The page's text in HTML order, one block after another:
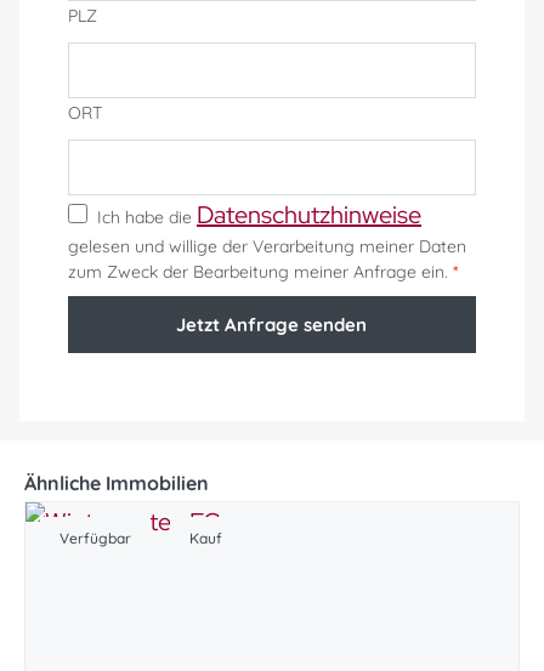
PLZ
ORT
Ich habe die Datenschutzhinweise
gelesen und willige der Verarbeitung meiner Daten
zum Zweck der Bearbeitung meiner Anfrage ein. *
Jetzt Anfrage senden
Ähnliche Immobilien
Verfügbar Kauf